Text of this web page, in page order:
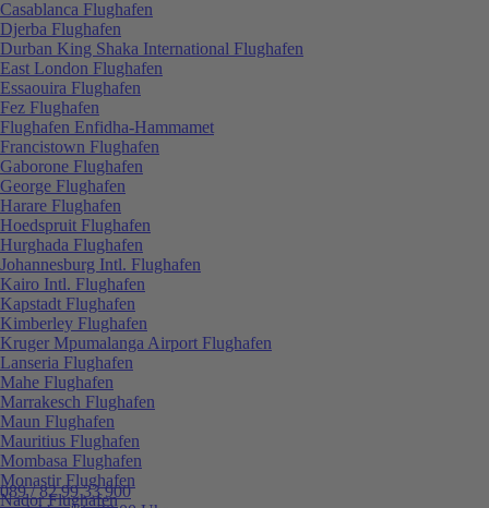
089 / 82 99 33 900
Casablanca Flughafen
Djerba Flughafen
Durban King Shaka International Flughafen
East London Flughafen
Essaouira Flughafen
Fez Flughafen
Flughafen Enfidha-Hammamet
Francistown Flughafen
Gaborone Flughafen
George Flughafen
Harare Flughafen
Hoedspruit Flughafen
Hurghada Flughafen
Johannesburg Intl. Flughafen
Kairo Intl. Flughafen
Kapstadt Flughafen
Kimberley Flughafen
Kruger Mpumalanga Airport Flughafen
Lanseria Flughafen
Mahe Flughafen
Marrakesch Flughafen
Maun Flughafen
Mauritius Flughafen
Mombasa Flughafen
Monastir Flughafen
Nador Flughafen